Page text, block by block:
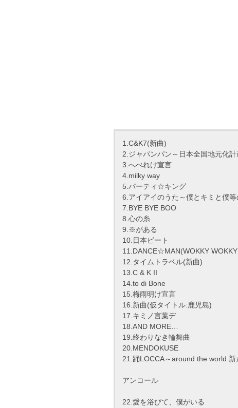
1.C&K7(新曲)
2.ジャパンパン～日本全国地元化計
3.へべれけ宣言
4.milky way
5.パーティ☆キング
6.アイアイのうた～僕とキミと僕等
7.BYE BYE BOO
8.心の糸
9.※がある
10.日本ビート
11.DANCE☆MAN(WOKKY
12.タイムトラベル(新曲)
13.C & K II
14.to di Bone
15.梅雨明け宣言
16.新曲(仮タイトル:鹿児島)
17.キミノ言葉デ
18.AND MORE…
19.終わりなき輪舞曲
20.MENDOKUSE
21.踊LOCCA～around the world 新
アンコール
22.愛を浴びて、僕がいる